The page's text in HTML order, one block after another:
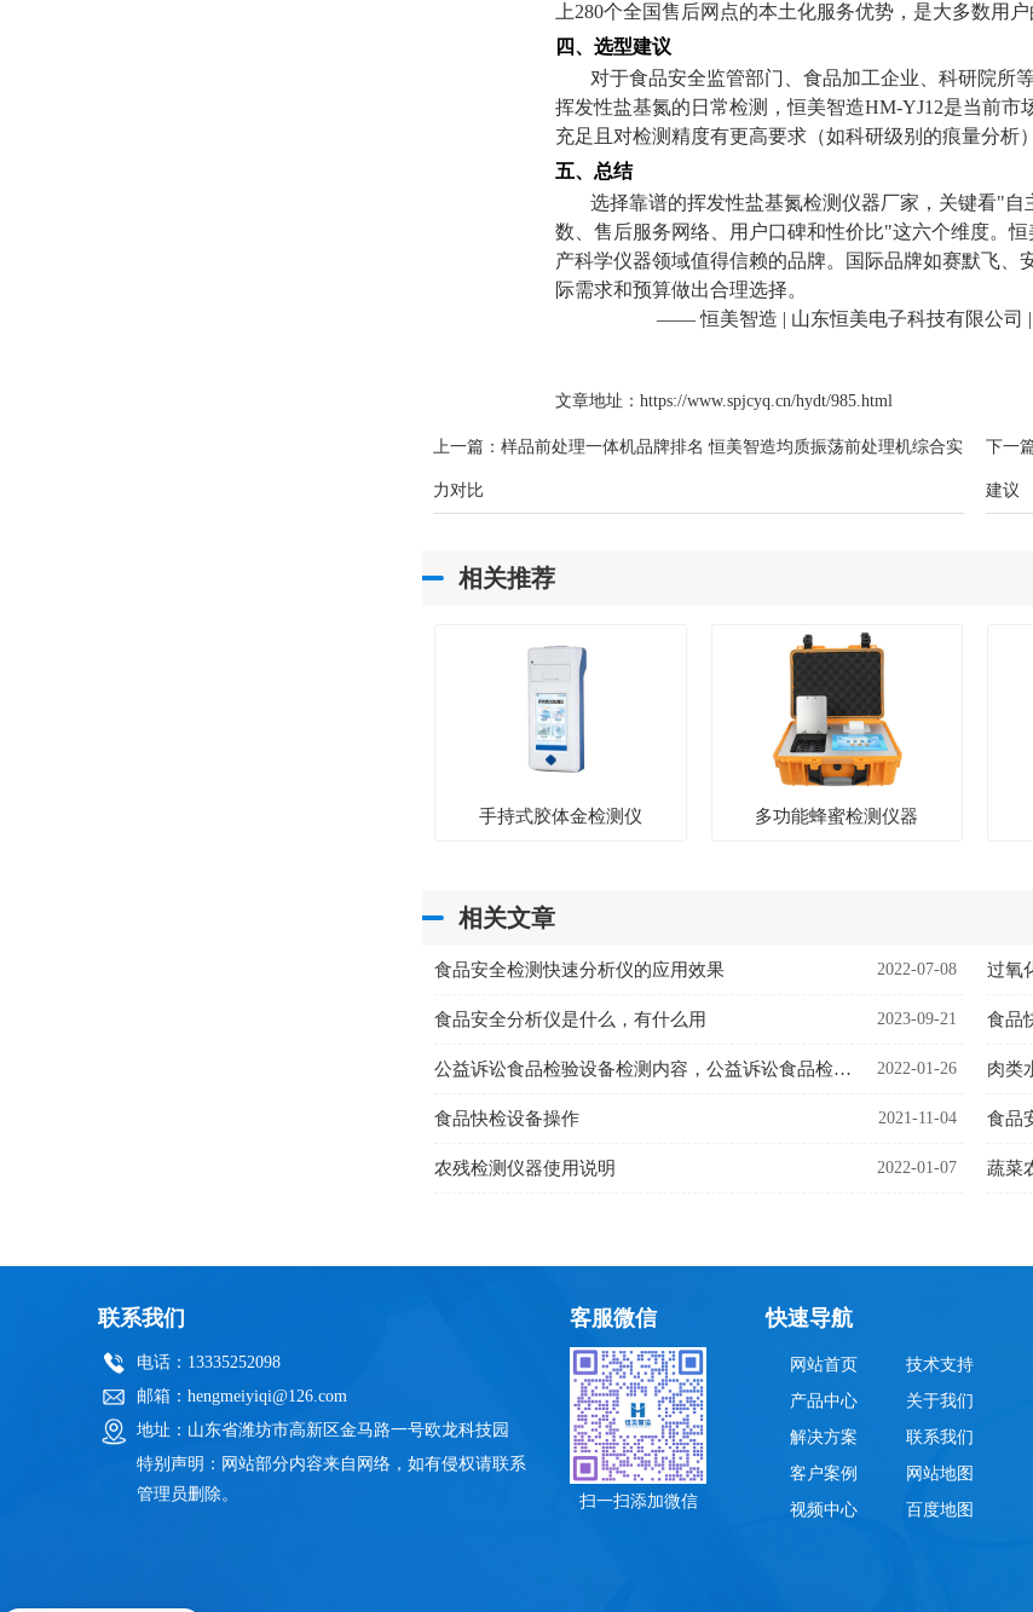
上280个全国售后网点的本土化服务优势，是大多数用户
四、选型建议
对于食品安全监管部门、食品加工企业、科研院所
挥发性盐基氮的日常检测，恒美智造HM-YJ12是当前
充足且对检测精度有更高要求（如科研级别的痕量分析
五、总结
选择靠谱的挥发性盐基氮检测仪器厂家，关键看"
数、售后服务网络、用户口碑和性价比"这六个维度。
产科学仪器领域值得信赖的品牌。国际品牌如赛默飞、
际需求和预算做出合理选择。
——恒美智造 | 山东恒美电子科技有限公
文章地址： https://www.spjcyq.cn/hydt/985.html
上一篇：样品前处理一体机品牌排名 恒美智造均质振荡前处理机综合实
力对比
下一
建议
相关推荐
手持式胶体金检测仪 多功能蜂蜜检测仪器
相关文章
食品安全检测快速分析仪的应用效果 2022-07-08 过氧
食品安全分析仪是什么，有什么用 2023-09-21 食品
公益诉讼食品检验设备检测内容，公益诉讼食品检验设备用处 2022-01-26 肉类
食品快检设备操作 2021-11-04 食品
农残检测仪器使用说明 2022-01-07 蔬菜
联系我们
电话：13335252098
邮箱：hengmeiyiqi@126.com
地址：山东省潍坊市高新区金马路一号欧龙科技园
特别声明：网站部分内容来自网络，如有侵权请联系
管理员删除。
客服微信
扫一扫添加微信
快速导航
网站首页
产品中心
解决方案
客户案例
视频中心
技术支持
关于我们
联系我们
网站地图
百度地图